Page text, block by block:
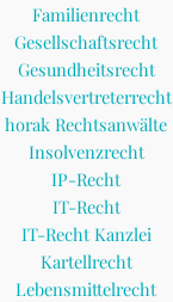
Familienrecht
Gesellschaftsrecht
Gesundheitsrecht
Handelsvertreterrecht
horak Rechtsanwälte
Insolvenzrecht
IP-Recht
IT-Recht
IT-Recht Kanzlei
Kartellrecht
Lebensmittelrecht